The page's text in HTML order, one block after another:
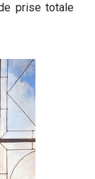
prise totale